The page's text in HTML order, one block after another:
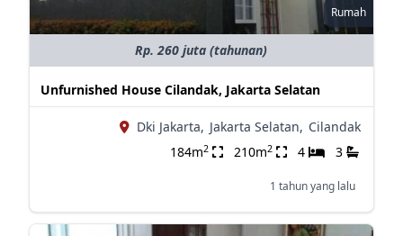
Rumah
Rp. 260 juta (tahunan)
Unfurnished House Cilandak, Jakarta Selatan
Dki Jakarta, Jakarta Selatan, Cilandak
184m2 210m2 4 3
1 tahun yang lalu